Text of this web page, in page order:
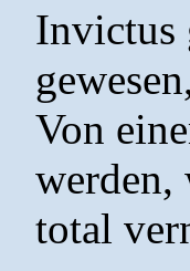
Invictus
Von
werden,
total